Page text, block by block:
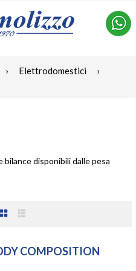
› Elettrodomestici
›
disponibili dalle pesa
GrigliaLista
COMPOSITION